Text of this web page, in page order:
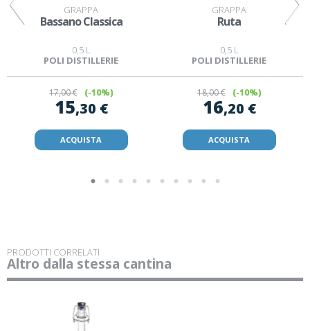
GRAPPA
Bassano Classica
0,5 L
POLI DISTILLERIE
17,00 € (-10%)
15,30 €
ACQUISTA
GRAPPA
Ruta
0,5 L
POLI DISTILLERIE
18,00 € (-10%)
16,20 €
ACQUISTA
PRODOTTI CORRELATI
Altro dalla stessa cantina